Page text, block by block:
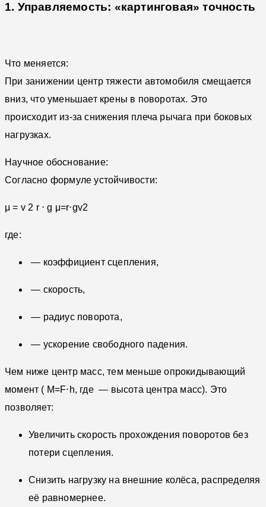
1. Управляемость: «картинговая» точность
Что меняется:
При занижении центр тяжести автомобиля смещается
вниз, что уменьшает крены в поворотах. Это
происходит из-за снижения плеча рычага при боковых
нагрузках.
Научное обоснование:
Согласно формуле устойчивости:
μ = v 2 r ⋅ g μ=r⋅gv2​
где:
— коэффициент сцепления,
— скорость,
— радиус поворота,
— ускорение свободного падения.
Чем ниже центр масс, тем меньше опрокидывающий
момент ( M=F⋅h, где — высота центра масс). Это
позволяет:
Увеличить скорость прохождения поворотов без
потери сцепления.
Снизить нагрузку на внешние колёса, распределяя
её равномернее.